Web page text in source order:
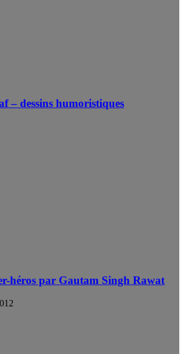
– dessins humoristiques
héros par Gautam Singh Rawat